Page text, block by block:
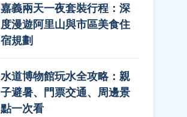
嘉義兩天一夜套裝行程：深
度漫遊阿里山與市區美食住
宿規劃
水道博物館玩水全攻略：親
子避暑、門票交通、周邊景
點一次看